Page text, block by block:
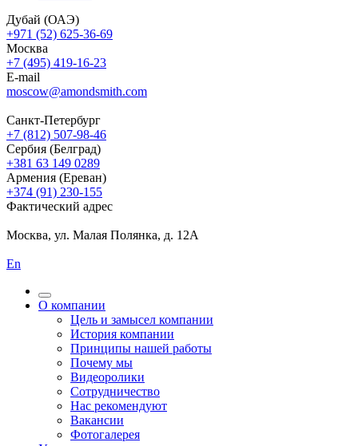
Дубай (ОАЭ)
+971 (52) 625-36-69
Москва
+7 (495) 419-16-23
E-mail
moscow@amondsmith.com
Санкт-Петербург
+7 (812) 507-98-46
Сербия (Белград)
+381 63 149 0289
Армения (Ереван)
+374 (91) 230-155
Фактический адрес
Москва, ул. Малая Полянка, д. 12А
En
О компании
Цель и замысел компании
История компании
Принципы нашей работы
Почему мы
Видеоролики
Сотрудничество
Нас рекомендуют
Вакансии
Фотогалерея